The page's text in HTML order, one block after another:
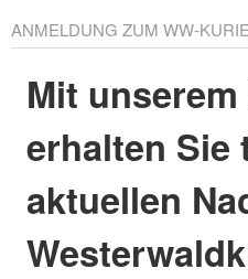
ANMELDUNG ZUM WW-
Mit
erhalten Sie
aktuellen